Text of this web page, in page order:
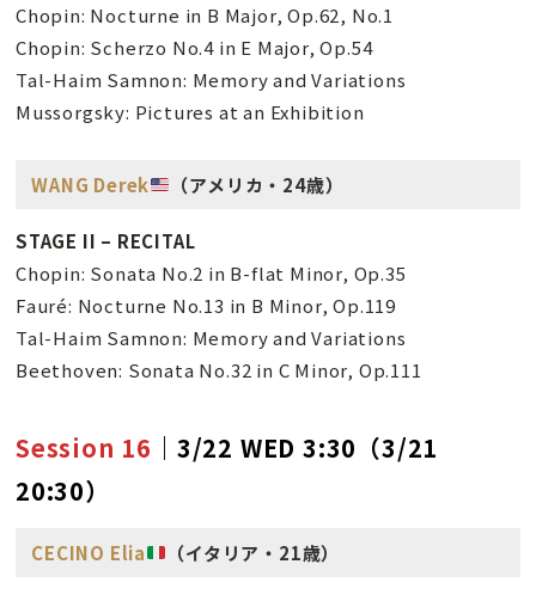
Chopin: Nocturne in B Major, Op.62, No.1
Chopin: Scherzo No.4 in E Major, Op.54
Tal-Haim Samnon: Memory and Variations
Mussorgsky: Pictures at an Exhibition
WANG Derek （アメリカ・24歳）
STAGE II – RECITAL
Chopin: Sonata No.2 in B-flat Minor, Op.35
Fauré: Nocturne No.13 in B Minor, Op.119
Tal-Haim Samnon: Memory and Variations
Beethoven: Sonata No.32 in C Minor, Op.111
Session 16 ｜3/22 WED 3:30（3/21
20:30）
CECINO Elia （イタリア・21歳）